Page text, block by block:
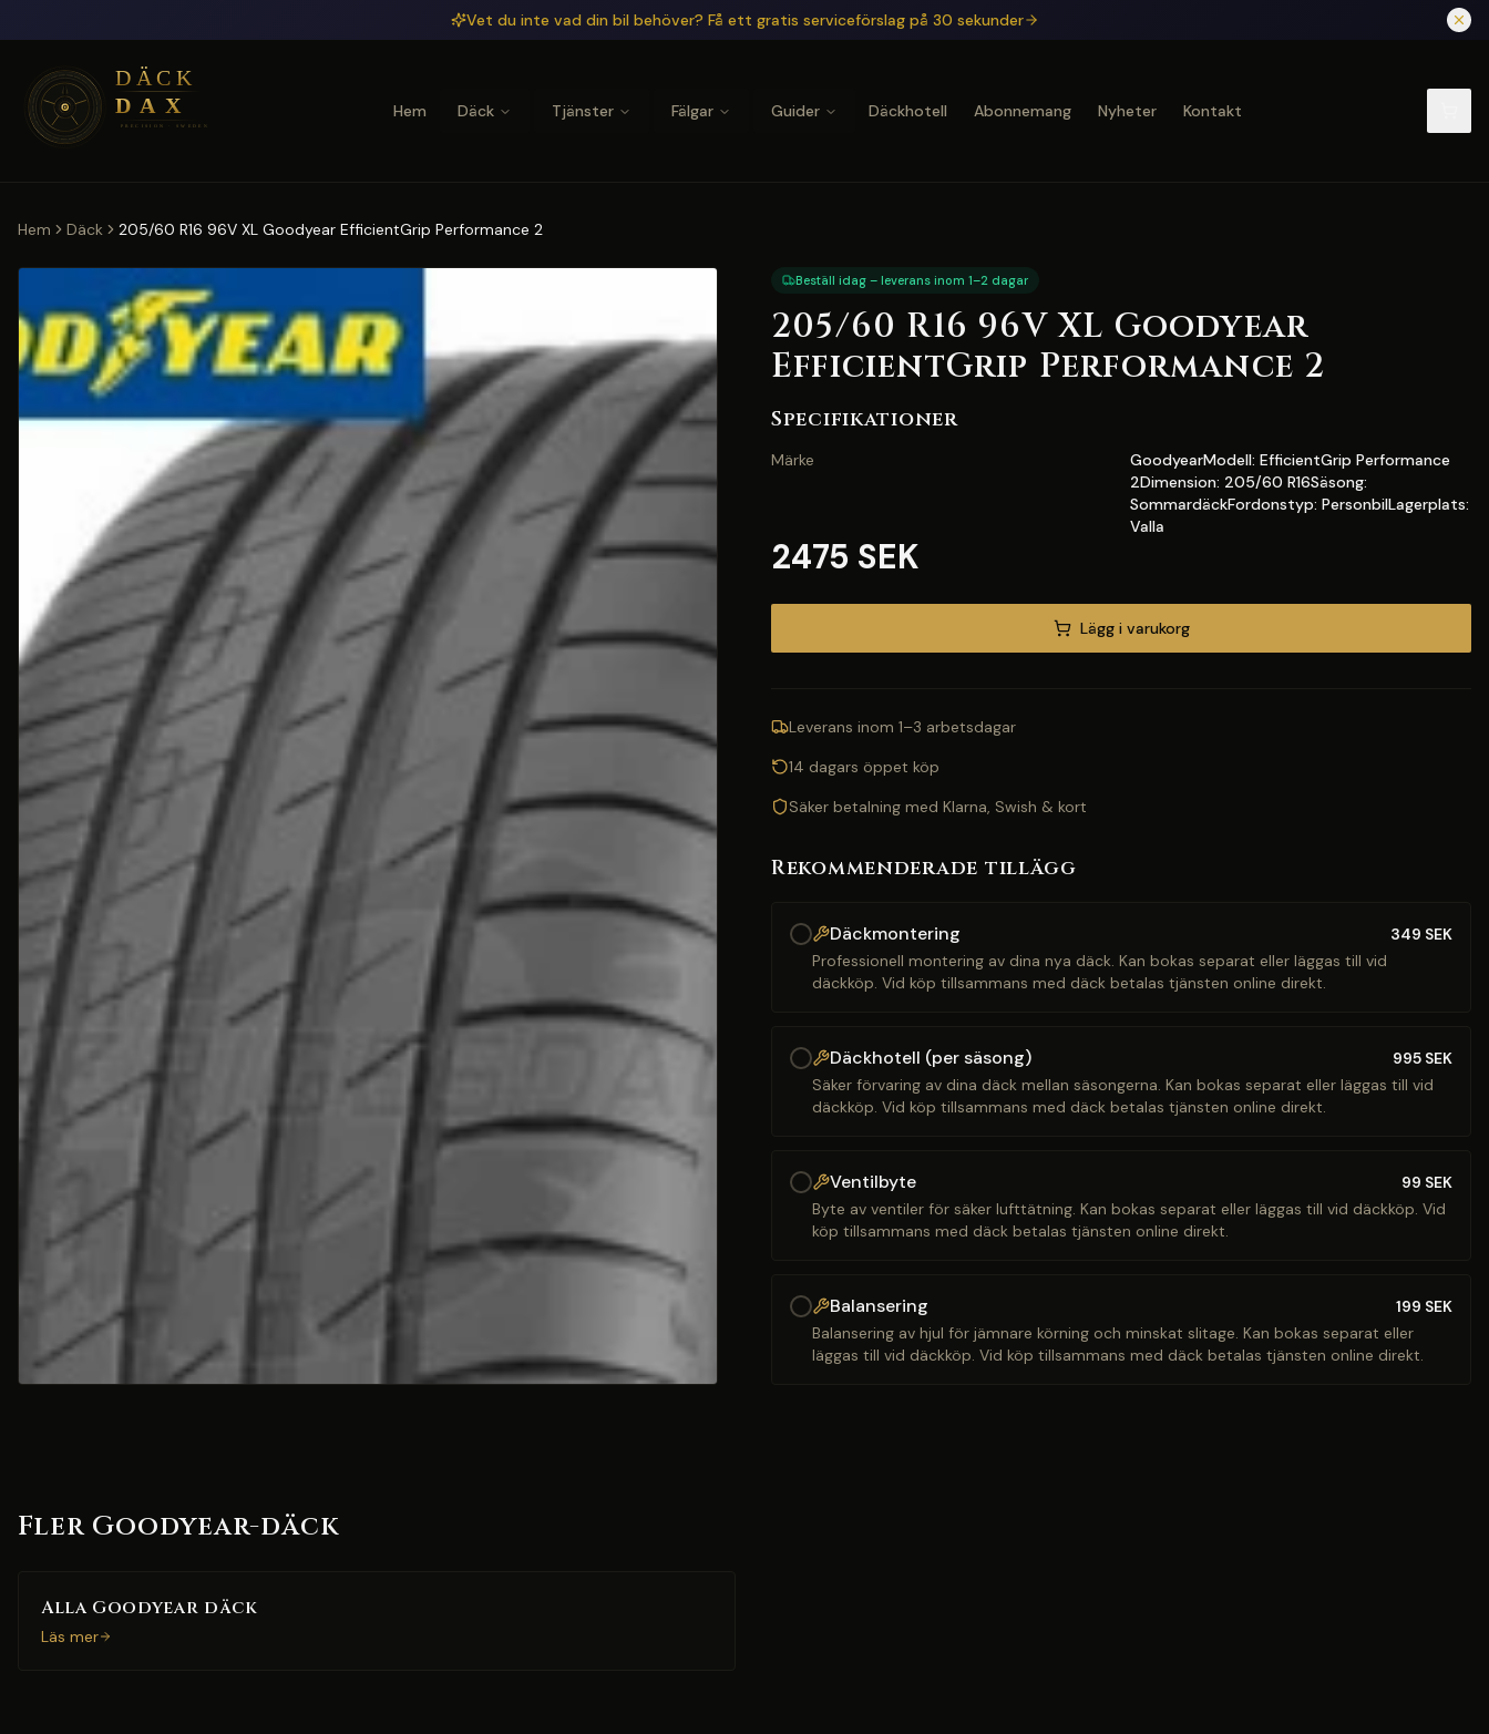
Vet du inte vad din bil behöver? Få ett gratis serviceförslag på 30 sekunder
Hem Däck Tjänster Fälgar Guider Däckhotell Abonnemang Nyheter Kontakt
Hem Däck 205/60 R16 96V XL Goodyear EfficientGrip Performance 2
Beställ idag – leverans inom 1–2 dagar
205/60 R16 96V XL Goodyear
EfficientGrip Performance 2
Specifikationer
Märke
GoodyearModell: EfficientGrip Performance
2Dimension: 205/60 R16Säsong:
SommardäckFordonstyp: PersonbilLagerplats:
Valla
2475 SEK
Lägg i varukorg
Leverans inom 1–3 arbetsdagar
14 dagars öppet köp
Säker betalning med Klarna, Swish & kort
Rekommenderade tillägg
Däckmontering 349 SEK
Professionell montering av dina nya däck. Kan bokas separat eller läggas till vid
däckköp. Vid köp tillsammans med däck betalas tjänsten online direkt.
Däckhotell (per säsong) 995 SEK
Säker förvaring av dina däck mellan säsongerna. Kan bokas separat eller läggas till vid
däckköp. Vid köp tillsammans med däck betalas tjänsten online direkt.
Ventilbyte 99 SEK
Byte av ventiler för säker lufttätning. Kan bokas separat eller läggas till vid däckköp. Vid
köp tillsammans med däck betalas tjänsten online direkt.
Balansering 199 SEK
Balansering av hjul för jämnare körning och minskat slitage. Kan bokas separat eller
läggas till vid däckköp. Vid köp tillsammans med däck betalas tjänsten online direkt.
Fler Goodyear-däck
Alla Goodyear däck
Läs mer